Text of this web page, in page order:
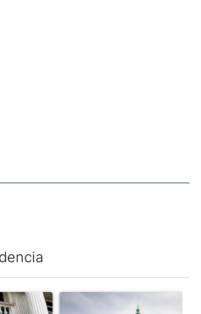
con el título "Las reservas del Banco
Un artículo de tendencia